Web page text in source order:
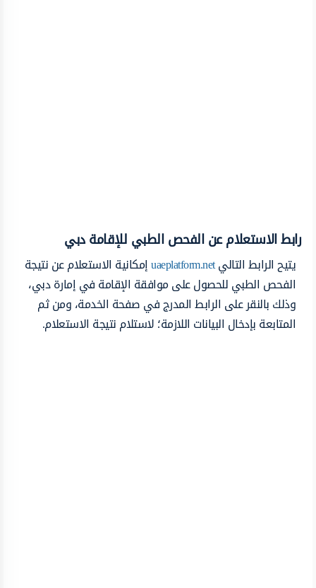
رابط الاستعلام عن الفحص الطبي للإقامة دبي
يتيح الرابط التاليuaeplatform.netإمكانية الاستعلام عن نتيجة
الفحص الطبي للحصول على موافقة الإقامة في إمارة دبي،
وذلك بالنقر على الرابط المدرج في صفحة الخدمة، ومن ثم
المتابعة بإدخال البيانات اللازمة؛ لاستلام نتيجة الاستعلام.